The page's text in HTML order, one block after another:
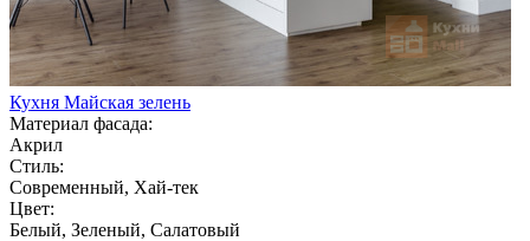
Кухня Майская зелень
Материал фасада:
Акрил
Стиль:
Современный, Хай-тек
Цвет:
Белый, Зеленый, Салатовый